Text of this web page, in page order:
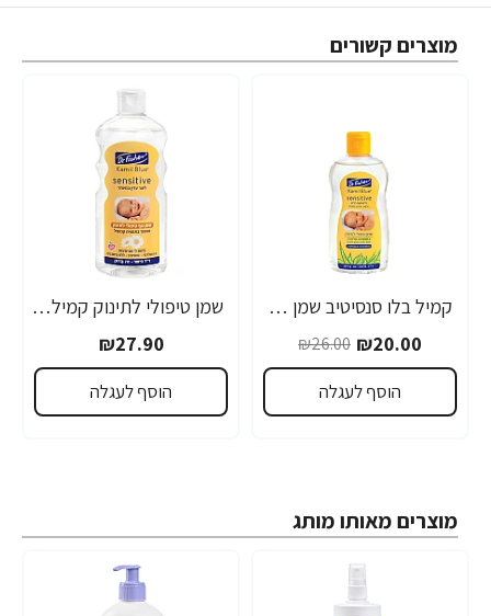
מוצרים קשורים
-23%
קמיל בלו סנסיטיב שמן טיפולי לתינוק עם אלוורה 200 מ"ל - מבית Dr.Fischer
₪20.00
₪26.00
הוסף לעגלה
שמן טיפולי לתינוק קמיל בלו סנסטיב 500 מ"ל - ד"ר פישר
₪27.90
הוסף לעגלה
מוצרים מאותו מותג